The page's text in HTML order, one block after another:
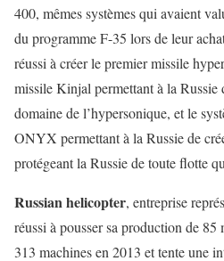
400, mêmes systèmes qui avaient
du programme F-35 lors de leur
réussi à créer le premier missile
missile Kinjal permettant à la Russie
domaine de l’hypersonique, et le
ONYX permettant à la Russie de
protégeant la Russie de toute flotte
Russian helicopter, entreprise
réussi à pousser sa production de 85
313 machines en 2013 et tente une